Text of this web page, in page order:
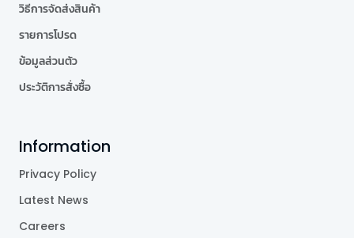
วิธีการจัดส่งสินค้า
รายการโปรด
ข้อมูลส่วนตัว
ประวัติการสั่งซื้อ
Information
Privacy Policy
Latest News
Careers